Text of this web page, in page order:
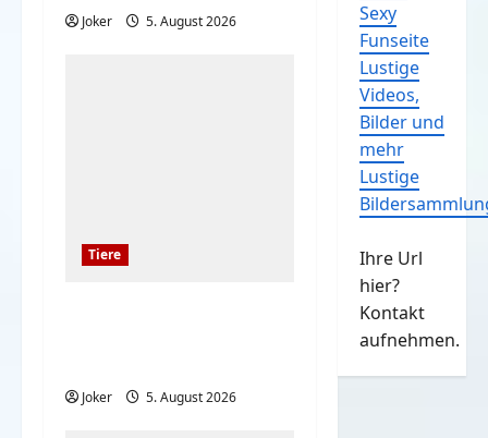
Joker 5. August 2026
Tiere
Joker 5. August 2026
Sexy
Funseite
Lustige
Videos,
Bilder und
mehr
Lustige
Ihre Url
hier?
Kontakt
aufnehmen.